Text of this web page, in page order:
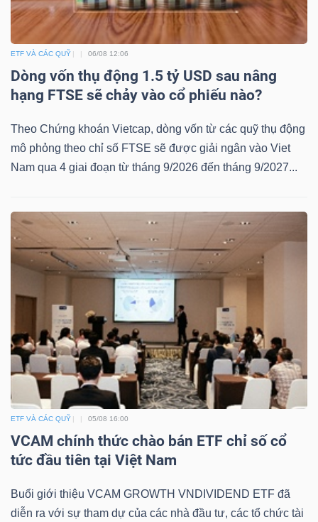
ETF VÀ CÁC QUỸ 06/08 12:06
Dòng vốn thụ động 1.5 tỷ USD sau nâng
hạng FTSE sẽ chảy vào cổ phiếu nào?
Theo Chứng khoán Vietcap, dòng vốn từ các quỹ thụ động
mô phỏng theo chỉ số FTSE sẽ được giải ngân vào Viet
Nam qua 4 giai đoạn từ tháng 9/2026 đến tháng 9/2027...
ETF VÀ CÁC QUỸ 05/08 16:00
VCAM chính thức chào bán ETF chỉ số cổ
tức đầu tiên tại Việt Nam
Buổi giới thiệu VCAM GROWTH VNDIVIDEND ETF đã
diễn ra với sự tham dự của các nhà đầu tư, các tổ chức tài
Tất cả Người nội bộ Người liên quan Cổ đông lớn
Tin
tức
(-)
Bài
viết
của
giả
cáo
tích
(-)
Thuật
ngữ
(-)
Dịch
vụ